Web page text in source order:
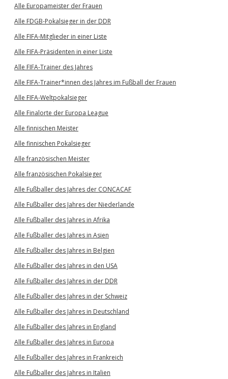
Alle Europameister der Frauen
Alle FDGB-Pokalsieger in der DDR
Alle FIFA-Mitglieder in einer Liste
Alle FIFA-Präsidenten in einer Liste
Alle FIFA-Trainer des Jahres
Alle FIFA-Trainer*innen des Jahres im Fußball der Frauen
Alle FIFA-Weltpokalsieger
Alle Finalorte der Europa League
Alle finnischen Meister
Alle finnischen Pokalsieger
Alle französischen Meister
Alle französischen Pokalsieger
Alle Fußballer des Jahres der CONCACAF
Alle Fußballer des Jahres der Niederlande
Alle Fußballer des Jahres in Afrika
Alle Fußballer des Jahres in Asien
Alle Fußballer des Jahres in Belgien
Alle Fußballer des Jahres in den USA
Alle Fußballer des Jahres in der DDR
Alle Fußballer des Jahres in der Schweiz
Alle Fußballer des Jahres in Deutschland
Alle Fußballer des Jahres in England
Alle Fußballer des Jahres in Europa
Alle Fußballer des Jahres in Frankreich
Alle Fußballer des Jahres in Italien